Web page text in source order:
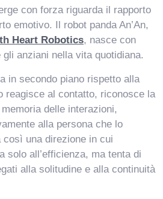
con forza riguarda il rapporto
emotivo. Il robot panda An’An,
Heart Robotics, nasce con
gli anziani nella vita quotidiana.
in secondo piano rispetto alla
reagisce al contatto, riconosce la
delle interazioni,
alla persona che lo
una direzione in cui
solo all’efficienza, ma tenta di
alla solitudine e alla continuità